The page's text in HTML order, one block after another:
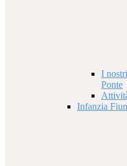
I
Ponte
Infanzia